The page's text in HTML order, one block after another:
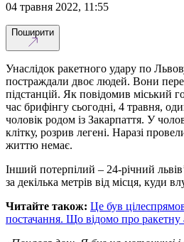
04 травня 2022, 11:55
Поширити
Унаслідок ракетного удару по
постраждали двоє людей. Вони
підстанцій. Як повідомив міський
час брифінгу сьогодні, 4 травня,
чоловік родом із Закарпаття. У
клітку, розрив легені. Наразі
життю немає.
Інший потерпілий – 24-річний
за декілька метрів від місця, куди
Читайте також: Це був
постачання. Що відомо про ракетну